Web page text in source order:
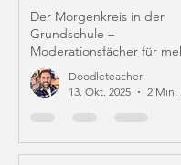
Der Morgenkreis in der
Grundschule –
Moderationsfächer für
Struktur undDoodleteacher
13. Okt. 2025